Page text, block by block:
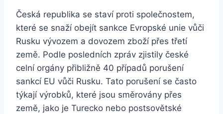
Česká republika se staví proti společnostem,
které se snaží obejít sankce Evropské unie vůči
Rusku vývozem a dovozem zboží přes třetí
země. Podle posledních zpráv zjistily české
celní orgány přibližně 40 případů porušení
sankcí EU vůči Rusku. Tato porušení se často
týkají výrobků, které jsou směrovány přes
země, jako je Turecko nebo postsovětské